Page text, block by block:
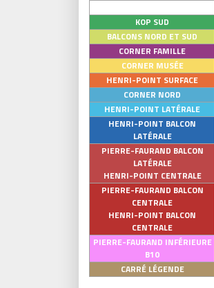
KOP SUD
BALCONS NORD ET SUD
CORNER FAMILLE
CORNER MUSÉE
HENRI-POINT SURFACE
CORNER NORD
HENRI-POINT LATÉRALE
HENRI-POINT BALCON
LATÉRALE
PIERRE-FAURAND BALCON
LATÉRALE
HENRI-POINT CENTRALE
PIERRE-FAURAND BALCON
CENTRALE
HENRI-POINT BALCON
CENTRALE
PIERRE-FAURAND INFÉRIEURE
B10
CARRÉ LÉGENDE